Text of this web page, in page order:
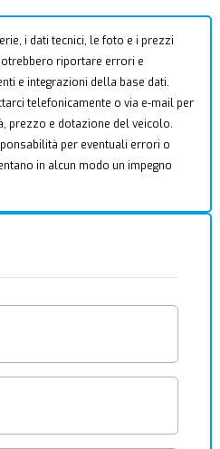
i dati tecnici, le foto e i prezzi
riportare errori e
e integrazioni della base dati.
telefonicamente o via e-mail per
prezzo e dotazione del veicolo.
per eventuali errori o
in alcun modo un impegno